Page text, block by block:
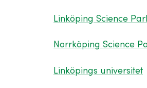
Linköping Science
Norrköping Science
Linköpings universitet